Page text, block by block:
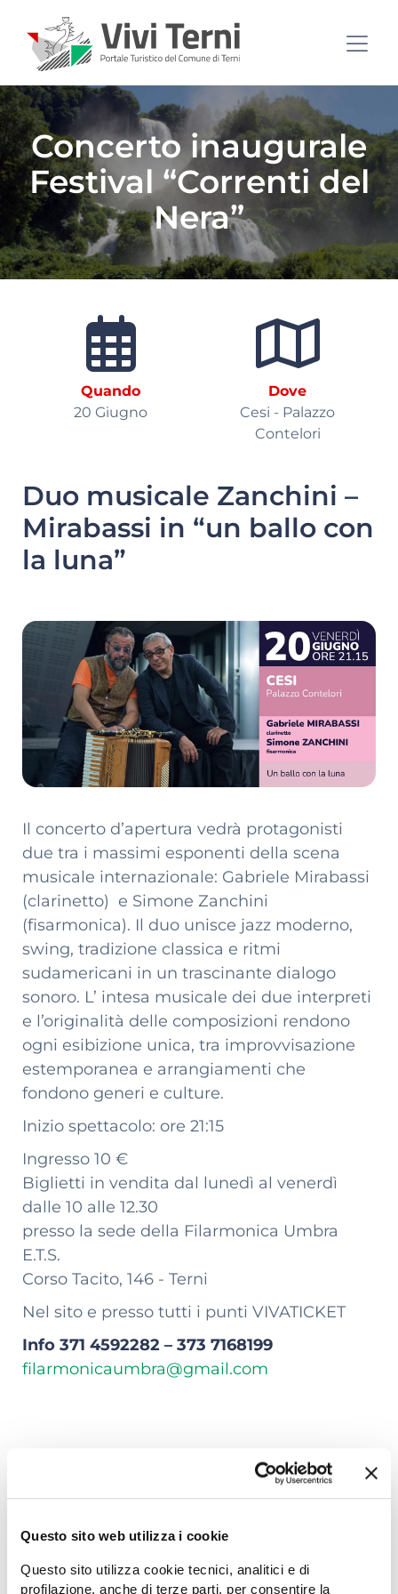
Questo sito web utilizza i cookie
Questo sito utilizza cookie tecnici, analitici e di
profilazione, anche di terze parti, per consentire la
Concerto inaugurale
Festival “Correnti del
Nera”
Quando
20 Giugno
Dove
Cesi - Palazzo
Contelori
Duo musicale Zanchini –
Mirabassi in “un ballo con
la luna”
Il concerto d’apertura vedrà protagonisti
due tra i massimi esponenti della scena
musicale internazionale: Gabriele Mirabassi
(clarinetto) e Simone Zanchini
(fisarmonica). Il duo unisce jazz moderno,
swing, tradizione classica e ritmi
sudamericani in un trascinante dialogo
sonoro. L’ intesa musicale dei due interpreti
e l’originalità delle composizioni rendono
ogni esibizione unica, tra improvvisazione
estemporanea e arrangiamenti che
fondono generi e culture.
Inizio spettacolo: ore 21:15
Ingresso 10 €
Biglietti in vendita dal lunedì al venerdì
dalle 10 alle 12.30
presso la sede della Filarmonica Umbra
E.T.S.
Corso Tacito, 146 - Terni
Nel sito e presso tutti i punti VIVATICKET
Info 371 4592282 – 373 7168199
filarmonicaumbra@gmail.com